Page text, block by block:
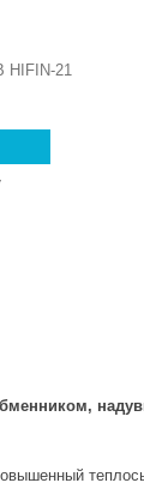
HIFIN-21